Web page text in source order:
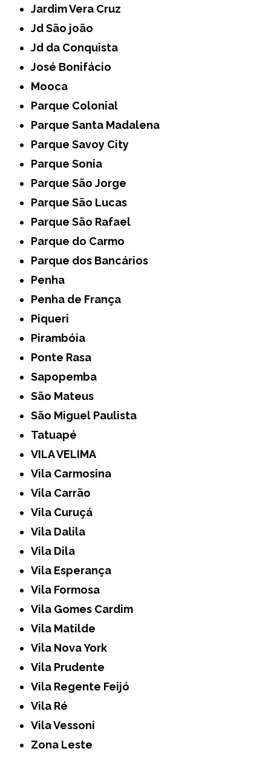
Jardim Vera Cruz
Jd São joão
Jd da Conquista
José Bonifácio
Mooca
Parque Colonial
Parque Santa Madalena
Parque Savoy City
Parque Sonia
Parque São Jorge
Parque São Lucas
Parque São Rafael
Parque do Carmo
Parque dos Bancários
Penha
Penha de França
Piqueri
Pirambóia
Ponte Rasa
Sapopemba
São Mateus
São Miguel Paulista
Tatuapé
VILA VELIMA
Vila Carmosina
Vila Carrão
Vila Curuçá
Vila Dalila
Vila Dila
Vila Esperança
Vila Formosa
Vila Gomes Cardim
Vila Matilde
Vila Nova York
Vila Prudente
Vila Regente Feijó
Vila Ré
Vila Vessoni
Zona Leste